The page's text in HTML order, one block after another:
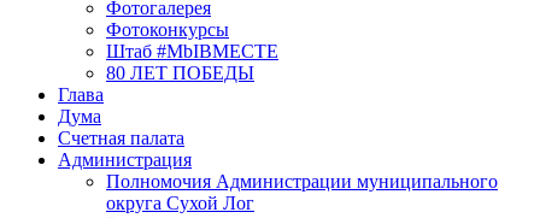
Фотогалерея
Фотоконкурсы
Штаб #MbIBMECTE
80 ЛЕТ ПОБЕДЫ
Глава
Дума
Счетная палата
Администрация
Полномочия Администрации муниципального
округа Сухой Лог